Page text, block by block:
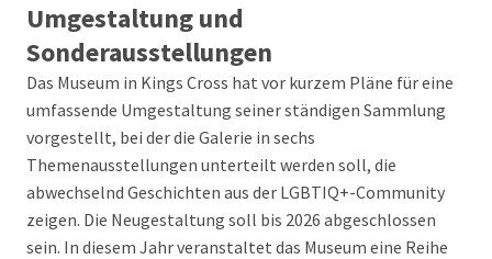
Umgestaltung und
Sonderausstellungen
Das Museum in Kings Cross hat vor kurzem Pläne für eine
umfassende Umgestaltung seiner ständigen Sammlung
vorgestellt, bei der die Galerie in sechs
Themenausstellungen unterteilt werden soll, die
abwechselnd Geschichten aus der LGBTIQ+-Community
zeigen. Die Neugestaltung soll bis 2026 abgeschlossen
sein. In diesem Jahr veranstaltet das Museum eine Reihe